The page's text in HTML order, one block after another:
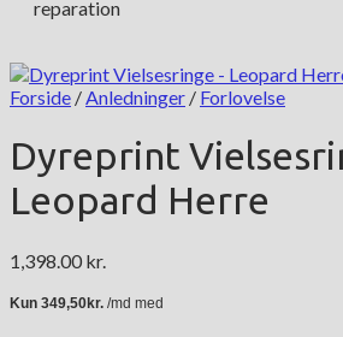
reparation
Forside /Anledninger / Forlovelse
Dyreprint
Leopard Herre
1,398.00 kr.